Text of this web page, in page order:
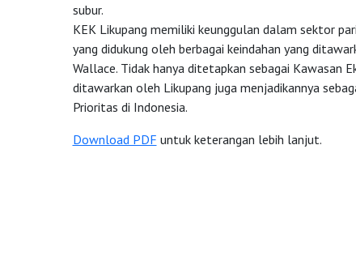
subur.
KEK Likupang memiliki keunggulan dalam sektor
yang didukung oleh berbagai keindahan yang
Wallace. Tidak hanya ditetapkan sebagai Kawasan
ditawarkan oleh Likupang juga menjadikannya
Prioritas di Indonesia.
Download PDF untuk keterangan lebih lanjut.